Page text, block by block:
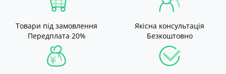
Товари під замовлення
Передплата 20%
Якісна консультація
Безкоштовно